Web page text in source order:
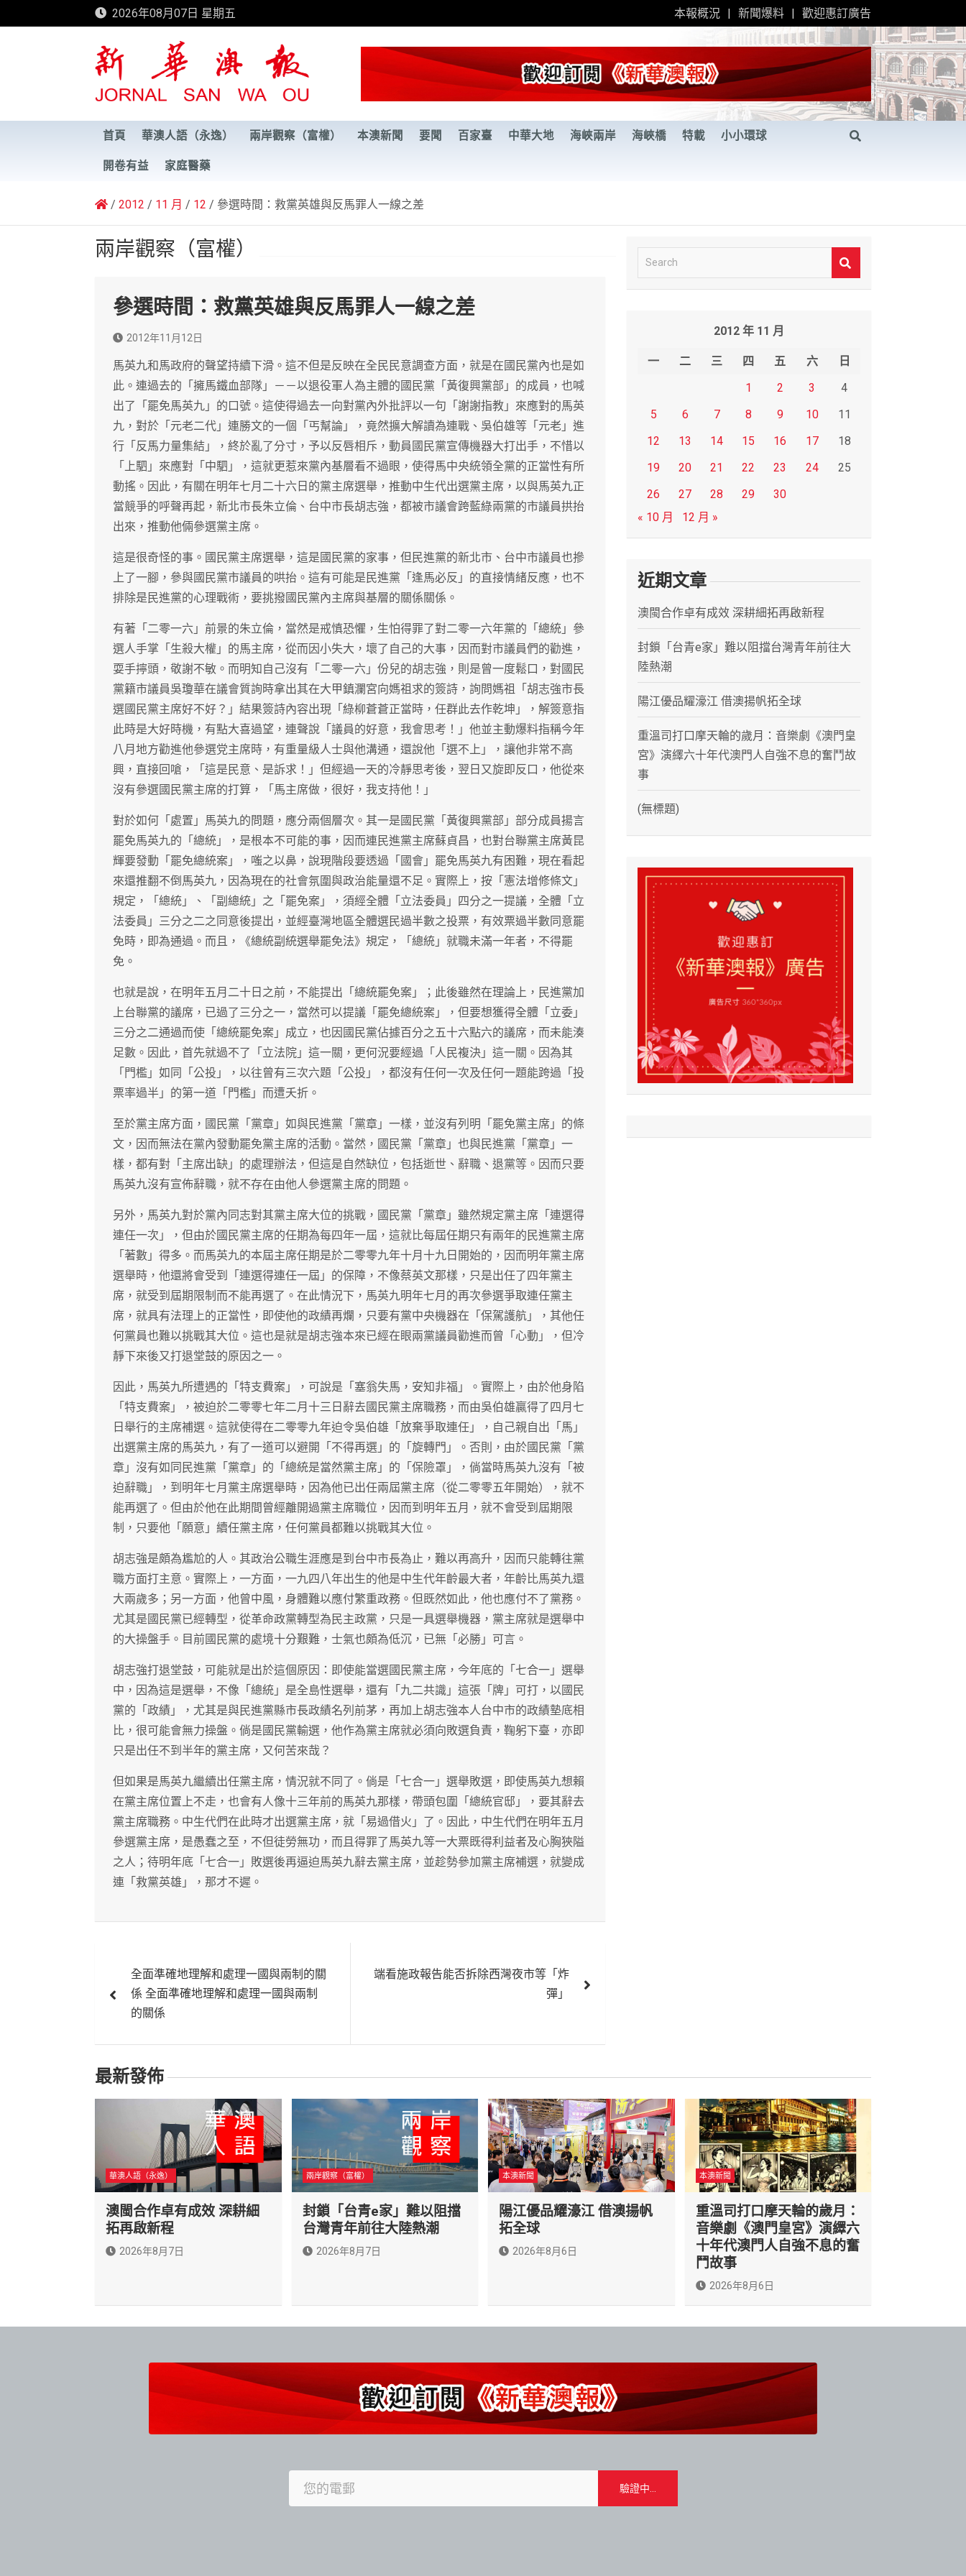
to
2026年08月07日 星期五 本報概況 新聞爆料 歡迎惠訂廣告
新華澳報
首頁 華澳人語（永逸） 兩岸觀察（富權） 本澳新聞 要聞 百家臺 中華大地 海峽兩岸 海峽橋 特載 小小環球
開卷有益 家庭醫藥
2012 11 月 12 參選時間：救黨英雄與反馬罪人一線之差
兩岸觀察（富權）
參選時間：救黨英雄與反馬罪人一線之差
2012年11月12日
馬英九和馬政府的聲望持續下滑。這不但是反映在全民民意調查方面，就是在國民黨內也是如
此。連過去的「擁馬鐵血部隊」－－以退役軍人為主體的國民黨「黃復興黨部」的成員，也喊
出了「罷免馬英九」的口號。這使得過去一向對黨內外批評以一句「謝謝指教」來應對的馬英
九，對於「元老二代」連勝文的一個「丐幫論」，竟然擴大解讀為連戰、吳伯雄等「元老」進
行「反馬力量集結」，終於亂了分寸，予以反唇相斥，動員國民黨宣傳機器大打出手，不惜以
「上駟」來應對「中駟」，這就更惹來黨內基層看不過眼，使得馬中央統領全黨的正當性有所
動搖。因此，有關在明年七月二十六日的黨主席選舉，推動中生代出選黨主席，以與馬英九正
當競爭的呼聲再起，新北市長朱立倫、台中市長胡志強，都被市議會跨藍綠兩黨的市議員拱抬
出來，推動他倆參選黨主席。
這是很奇怪的事。國民黨主席選舉，這是國民黨的家事，但民進黨的新北市、台中市議員也摻
上了一腳，參與國民黨市議員的哄抬。這有可能是民進黨「逢馬必反」的直接情緒反應，也不
排除是民進黨的心理戰術，要挑撥國民黨內主席與基層的關係關係。
有著「二零一六」前景的朱立倫，當然是戒慎恐懼，生怕得罪了對二零一六年黨的「總統」參
選人手掌「生殺大權」的馬主席，從而因小失大，壞了自己的大事，因而對市議員們的勸進，
耍手擰頭，敬謝不敏。而明知自己沒有「二零一六」份兒的胡志強，則是曾一度鬆口，對國民
黨籍市議員吳瓊華在議會質詢時拿出其在大甲鎮瀾宮向媽祖求的簽詩，詢問媽祖「胡志強市長
選國民黨主席好不好？」結果簽詩內容出現「綠柳蒼蒼正當時，任群此去作乾坤」，解簽意指
此時是大好時機，有點大喜過望，連聲說「議員的好意，我會思考！」他並主動爆料指稱今年
八月地方勸進他參選党主席時，有重量級人士與他溝通，還說他「選不上」，讓他非常不高
興，直接回嗆，「這是民意、是訴求！」但經過一天的冷靜思考後，翌日又旋即反口，他從來
沒有參選國民黨主席的打算，「馬主席做，很好，我支持他！」
對於如何「處置」馬英九的問題，應分兩個層次。其一是國民黨「黃復興黨部」部分成員揚言
罷免馬英九的「總統」，是根本不可能的事，因而連民進黨主席蘇貞昌，也對台聯黨主席黃昆
輝要發動「罷免總統案」，嗤之以鼻，說現階段要透過「國會」罷免馬英九有困難，現在看起
來還推翻不倒馬英九，因為現在的社會氛圍與政治能量還不足。實際上，按「憲法增修條文」
規定，「總統」、「副總統」之「罷免案」，須經全體「立法委員」四分之一提議，全體「立
法委員」三分之二之同意後提出，並經臺灣地區全體選民過半數之投票，有效票過半數同意罷
免時，即為通過。而且，《總統副統選舉罷免法》規定，「總統」就職未滿一年者，不得罷
免。
也就是說，在明年五月二十日之前，不能提出「總統罷免案」；此後雖然在理論上，民進黨加
上台聯黨的議席，已過了三分之一，當然可以提議「罷免總統案」，但要想獲得全體「立委」
三分之二通過而使「總統罷免案」成立，也因國民黨佔據百分之五十六點六的議席，而未能湊
足數。因此，首先就過不了「立法院」這一關，更何況要經過「人民複決」這一關。因為其
「門檻」如同「公投」，以往曾有三次六題「公投」，都沒有任何一次及任何一題能跨過「投
票率過半」的第一道「門檻」而遭夭折。
至於黨主席方面，國民黨「黨章」如與民進黨「黨章」一樣，並沒有列明「罷免黨主席」的條
文，因而無法在黨內發動罷免黨主席的活動。當然，國民黨「黨章」也與民進黨「黨章」一
樣，都有對「主席出缺」的處理辦法，但這是自然缺位，包括逝世、辭職、退黨等。因而只要
馬英九沒有宣佈辭職，就不存在由他人參選黨主席的問題。
另外，馬英九對於黨內同志對其黨主席大位的挑戰，國民黨「黨章」雖然規定黨主席「連選得
連任一次」，但由於國民黨主席的任期為每四年一屆，這就比每屆任期只有兩年的民進黨主席
「著數」得多。而馬英九的本屆主席任期是於二零零九年十月十九日開始的，因而明年黨主席
選舉時，他還將會受到「連選得連任一屆」的保障，不像蔡英文那樣，只是出任了四年黨主
席，就受到屆期限制而不能再選了。在此情況下，馬英九明年七月的再次參選爭取連任黨主
席，就具有法理上的正當性，即使他的政績再爛，只要有黨中央機器在「保駕護航」，其他任
何黨員也難以挑戰其大位。這也是就是胡志強本來已經在眼兩黨議員勸進而曾「心動」，但冷
靜下來後又打退堂鼓的原因之一。
因此，馬英九所遭遇的「特支費案」，可說是「塞翁失馬，安知非福」。實際上，由於他身陷
「特支費案」，被迫於二零零七年二月十三日辭去國民黨主席職務，而由吳伯雄贏得了四月七
日舉行的主席補選。這就使得在二零零九年迫令吳伯雄「放棄爭取連任」，自己親自出「馬」
出選黨主席的馬英九，有了一道可以避開「不得再選」的「旋轉門」。否則，由於國民黨「黨
章」沒有如同民進黨「黨章」的「總統是當然黨主席」的「保險罩」，倘當時馬英九沒有「被
迫辭職」，到明年七月黨主席選舉時，因為他已出任兩屆黨主席（從二零零五年開始），就不
能再選了。但由於他在此期間曾經離開過黨主席職位，因而到明年五月，就不會受到屆期限
制，只要他「願意」續任黨主席，任何黨員都難以挑戰其大位。
胡志強是頗為尷尬的人。其政治公職生涯應是到台中市長為止，難以再高升，因而只能轉往黨
職方面打主意。實際上，一方面，一九四八年出生的他是中生代年齡最大者，年齡比馬英九還
大兩歲多；另一方面，他曾中風，身體難以應付繁重政務。但既然如此，他也應付不了黨務。
尤其是國民黨已經轉型，從革命政黨轉型為民主政黨，只是一具選舉機器，黨主席就是選舉中
的大操盤手。目前國民黨的處境十分艱難，士氣也頗為低沉，已無「必勝」可言。
胡志強打退堂鼓，可能就是出於這個原因：即使能當選國民黨主席，今年底的「七合一」選舉
中，因為這是選舉，不像「總統」是全島性選舉，還有「九二共識」這張「牌」可打，以國民
黨的「政績」，尤其是與民進黨縣市長政績名列前茅，再加上胡志強本人台中市的政績墊底相
比，很可能會無力操盤。倘是國民黨輸選，他作為黨主席就必須向敗選負責，鞠躬下臺，亦即
只是出任不到半年的黨主席，又何苦來哉？
但如果是馬英九繼續出任黨主席，情況就不同了。倘是「七合一」選舉敗選，即使馬英九想賴
在黨主席位置上不走，也會有人像十三年前的馬英九那樣，帶頭包圍「總統官邸」，要其辭去
黨主席職務。中生代們在此時才出選黨主席，就「易過借火」了。因此，中生代們在明年五月
參選黨主席，是愚蠢之至，不但徒勞無功，而且得罪了馬英九等一大票既得利益者及心胸狹隘
之人；待明年底「七合一」敗選後再逼迫馬英九辭去黨主席，並趁勢參加黨主席補選，就變成
連「救黨英雄」，那才不遲。
章
覽
全面準確地理解和處理一國與兩制的關
係 全面準確地理解和處理一國與兩制
的關係
端看施政報告能否拆除西灣夜市等「炸
彈」
e
2012 年 11 月
一 二 三 四 五 六
日
1
2 3
4
5
6 7 8 9 10
11
12
13 14 15 16 17
18
19
20 21 22 23 24
25
26
27 28 29
30
« 10 月
12 月 »
近期文章
澳閩合作卓有成效 深耕細拓再啟新程
封鎖「台青e家」難以阻擋台灣青年前往大
陸熱潮
陽江優品耀濠江 借澳揚帆拓全球
重溫司打口摩天輪的歲月：音樂劇《澳門皇
宮》演繹六十年代澳門人自強不息的奮鬥故
事
(無標題)
最新發佈
華澳人語（永逸）
澳閩合作卓有成效 深耕細
拓再啟新程
2026年8月7日
兩岸觀察（富權）
封鎖「台青e家」難以阻擋
台灣青年前往大陸熱潮
2026年8月7日
本澳新聞
陽江優品耀濠江 借澳揚帆
拓全球
2026年8月6日
本澳新聞
重溫司打口摩天輪的歲月：
音樂劇《澳門皇宮》演繹六
十年代澳門人自強不息的奮
鬥故事
2026年8月6日